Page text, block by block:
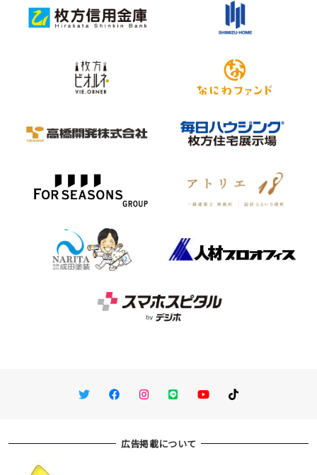
TwitterFacebookInstagram
LINE You TubeTikTok
広告掲載について